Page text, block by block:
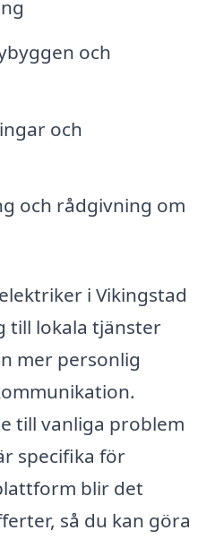
och
och
och rådgivning om
i Vikingstad
till lokala tjänster
mer personlig
till vanliga problem
specifika för
blir det
så du kan göra